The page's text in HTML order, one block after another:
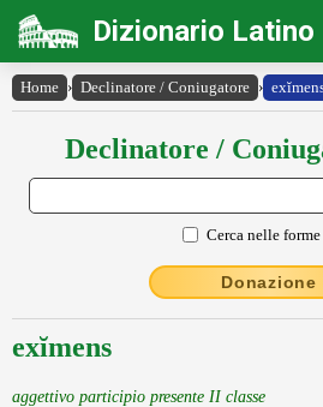
Dizionario Latino
Home › Declinatore / Coniugatore ›
Declinatore /
Cerca nelle forme
Donazione
exĭmens
aggettivo participio presente II classe